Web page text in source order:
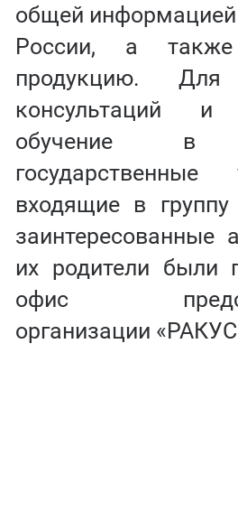
общей информацией
России, а также
продукцию. Для
консультаций
обучение в
государственные
входящие в
заинтересованные
их родители были
офис
организации